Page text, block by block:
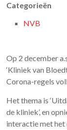
Categorieën
NVB
Op 2 december
‘Kliniek van
Corona-regels
Het thema is
de kliniek’, en
interactie met het